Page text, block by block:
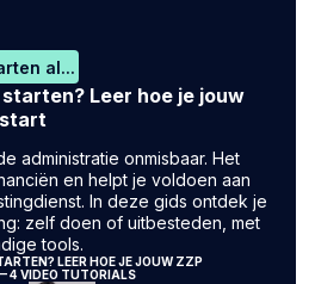
al...
Leer hoe je jouw
start
administratie onmisbaar. Het
en helpt je voldoen aan
In deze gids ontdek je
zelf doen of uitbesteden, met
tools.
LEER HOE JE JOUW ZZP
4 VIDEO TUTORIALS